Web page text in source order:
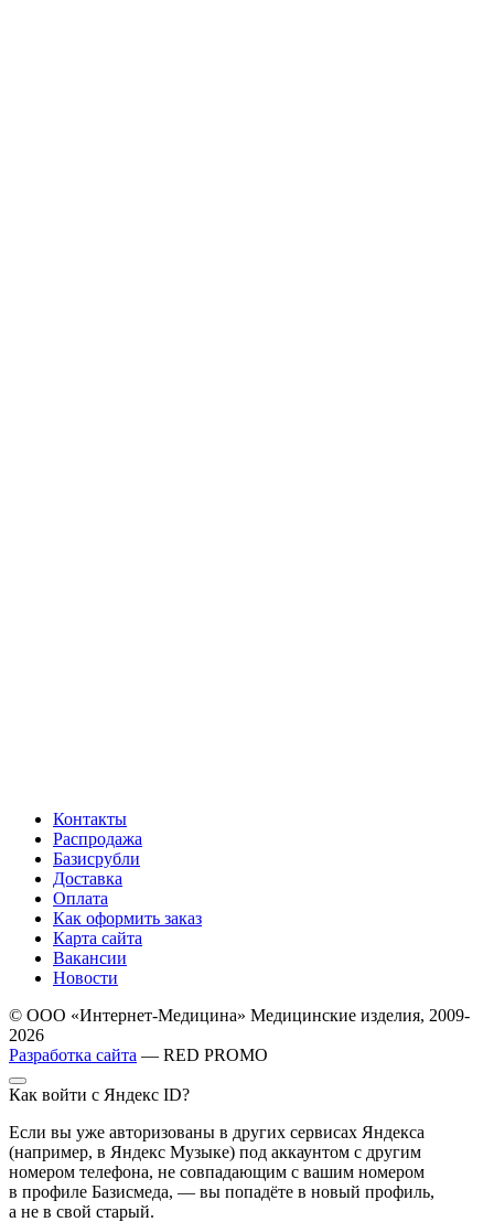
Контакты
Распродажа
Базисрубли
Доставка
Оплата
Как оформить заказ
Карта сайта
Вакансии
Новости
© ООО «Интернет-Медицина» Медицинские изделия, 2009-
2026
Разработка сайта — RED PROMO
Как войти с Яндекс ID?
Если вы уже авторизованы в других сервисах Яндекса
(например, в Яндекс Музыке) под аккаунтом с другим
номером телефона, не совпадающим с вашим номером
в профиле Базисмеда, — вы попадёте в новый профиль,
а не в свой старый.